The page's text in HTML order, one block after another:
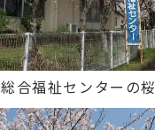
総合福祉センターの桜